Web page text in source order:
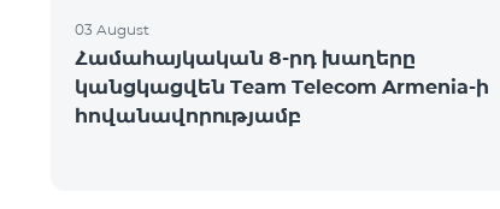
03 August
Համահայկական 8-րդ խաղերը
կանցկացվեն Team Telecom Armenia-ի
հովանավորությամբ